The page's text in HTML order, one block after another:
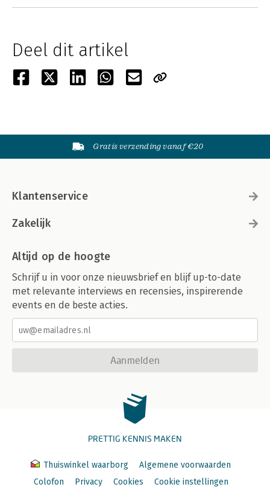
Deel dit artikel
Gratis verzending vanaf €20
Klantenservice
Zakelijk
Altijd op de hoogte
Schrijf u in voor onze nieuwsbrief en blijf up-to-date
met relevante interviews en recensies, inspirerende
events en de beste acties.
Aanmelden
PRETTIG KENNIS MAKEN
Thuiswinkel waarborg
Algemene voorwaarden
Colofon
Privacy Cookies Cookie instellingen